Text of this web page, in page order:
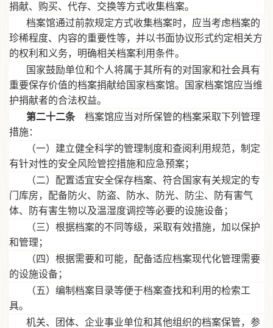
捐献、购买、代存、交换等方式收集档案。
档案馆通过前款规定方式收集档案时，应当考虑档案的
珍稀程度、内容的重要性等，并以书面协议形式约定相关方
的权利和义务，明确相关档案利用条件。
国家鼓励单位和个人将属于其所有的对国家和社会具有
重要保存价值的档案捐献给国家档案馆。国家档案馆应当维
护捐献者的合法权益。
第二十二条 档案馆应当对所保管的档案采取下列管理
措施：
（一）建立健全科学的管理制度和查阅利用规范，制定
有针对性的安全风险管控措施和应急预案；
（二）配置适宜安全保存档案、符合国家有关规定的专
门库房，配备防火、防盗、防水、防光、防尘、防有害气
体、防有害生物以及温湿度调控等必要的设施设备；
（三）根据档案的不同等级，采取有效措施，加以保护
和管理；
（四）根据需要和可能，配备适应档案现代化管理需要
的设施设备；
（五）编制档案目录等便于档案查找和利用的检索工
具。
机关、团体、企业事业单位和其他组织的档案保管，参